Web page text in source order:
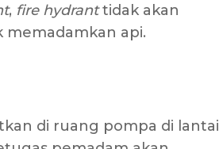
, fire hydranttidak akan
api.
di ruang pompa di lantai